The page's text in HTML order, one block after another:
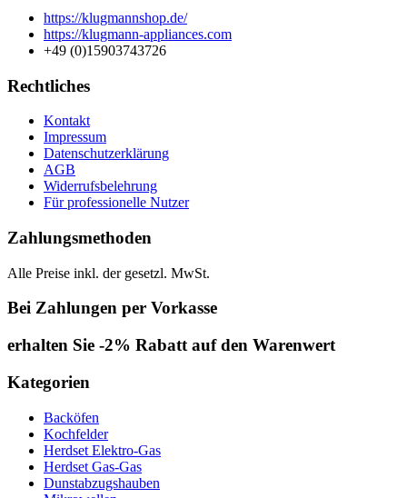
https://klugmannshop.de/
https://klugmann-appliances.com
+49 (0)15903743726
Rechtliches
Kontakt
Impressum
Datenschutzerklärung
AGB
Widerrufsbelehrung
Für professionelle Nutzer
Zahlungsmethoden
Alle Preise inkl. der gesetzl. MwSt.
Bei Zahlungen per Vorkasse
erhalten Sie -2% Rabatt auf den Warenwert
Kategorien
Backöfen
Kochfelder
Herdset Elektro-Gas
Herdset Gas-Gas
Dunstabzugshauben